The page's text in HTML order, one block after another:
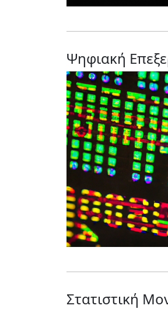
Ψηφιακή
Στατιστική